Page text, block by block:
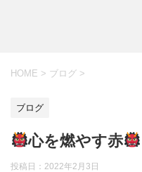
HOME > ブログ >
ブログ
心を燃やす赤
投稿日：2022年2月3日